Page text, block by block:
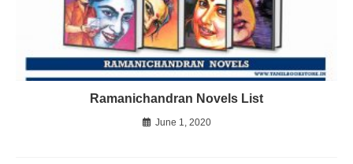
Ramanichandran Novels List
June 1, 2020